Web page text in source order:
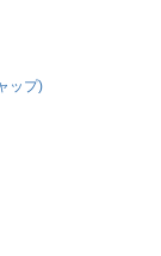
ップ)